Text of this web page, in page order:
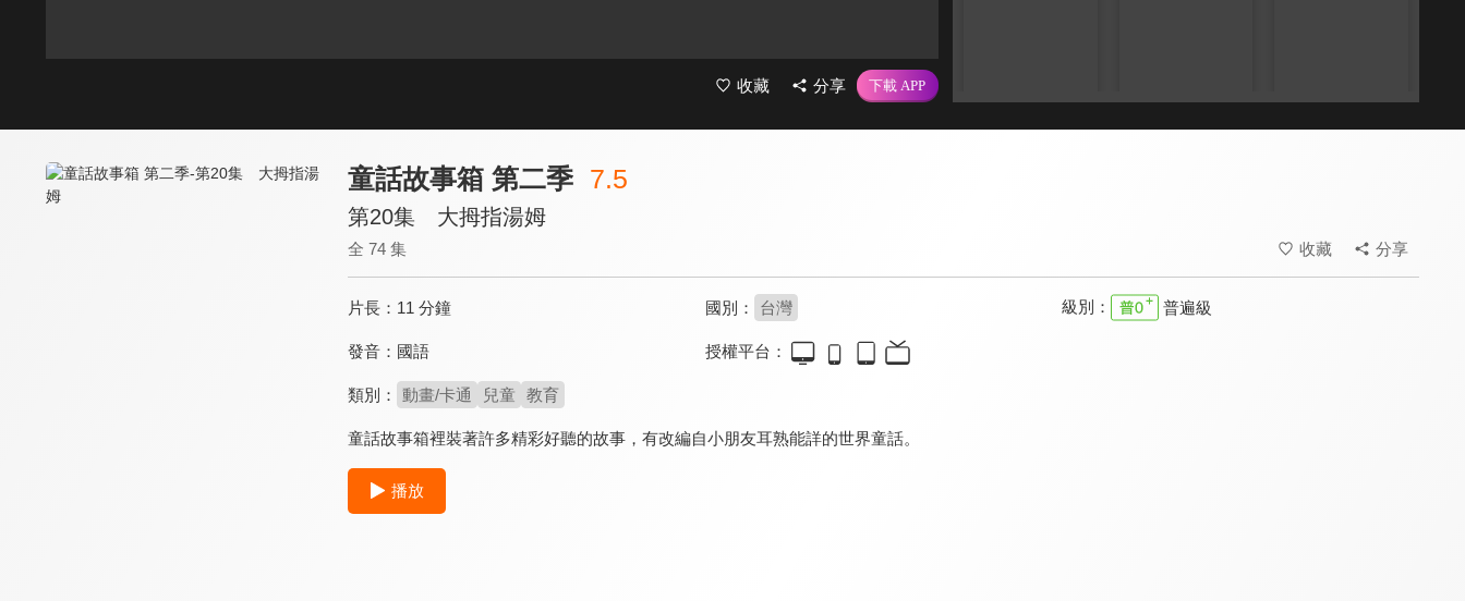
收藏 分享
童話故事箱 第二季 7.5
第20集 大拇指湯姆
全 74 集 收藏 分享
片長： 11 分鐘 國別： 台灣 級別： 普遍級
發音： 國語 授權平台：
類別： 動畫/卡通 兒童 教育
童話故事箱裡裝著許多精彩好聽的故事，有改編自小朋友耳熟能詳的世界童話。
播放